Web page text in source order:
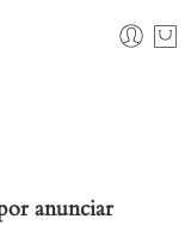
anunciar